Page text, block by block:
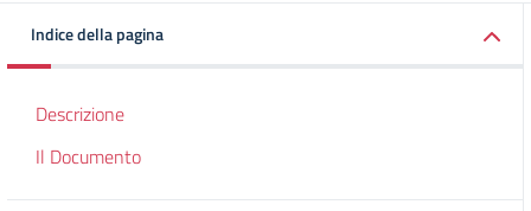
Indice della pagina
Descrizione
Il Documento